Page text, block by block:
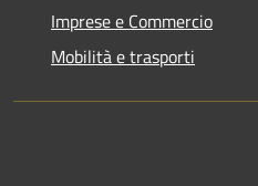
Imprese e Commercio
Mobilità e trasporti